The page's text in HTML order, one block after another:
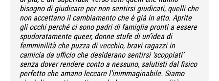
bisogno di giudicare per non sentirsi giudicati, quelli che
non accettano il cambiamento che è già in atto. Aprite
gli occhi perché ci sono padri di famiglia pronti a essere
spudoratamente queer, donne stufe di un’idea di
femminilità che puzza di vecchio, bravi ragazzi in
camicia da ufficio che desiderano sentirsi ‘scoppiati’
senza dover rendere conto a nessuno, salutisti dal fisico
perfetto che amano leccare l’inimmaginabile. Siamo